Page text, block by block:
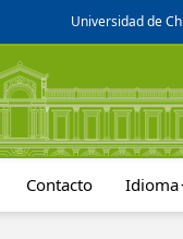
Universidad de
Contacto Idioma